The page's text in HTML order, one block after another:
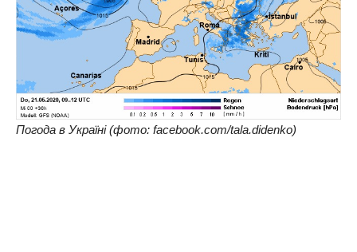
Погода в Україні (фото: facebook.com/tala.didenko)